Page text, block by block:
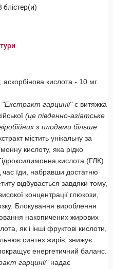
блістер(и)
аскорбінова кислота - 10 мг.
"Екстракт гарцинії"є витяжка
(це південно-азіатське
з плодами більше
містить унікальну за
кислоту, яка рідко
кислота (ГЛК)
час їди, набравши достатню
відбувається завдяки тому,
концентрації глюкози,
Блокування вироблення
накопичених жирових
як і інші фруктові кислоти,
синтез жирів, знижує
енергетичний баланс.
гарцинії"надає